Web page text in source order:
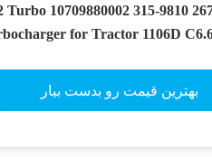
Turbo 10709880002 315-9810
for Tractor 1106D
بهترین قیمت رو بدست بیار